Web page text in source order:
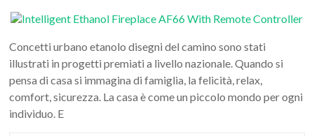
Concetti urbano etanolo disegni del camino sono stati
illustrati in progetti premiati a livello nazionale. Quando si
pensa di casa si immagina di famiglia, la felicità, relax,
comfort, sicurezza. La casa è come un piccolo mondo per ogni
individuo. E